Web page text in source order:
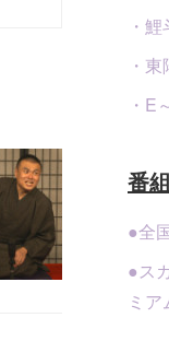
・
・
・E
番
●全
●ス
ミ